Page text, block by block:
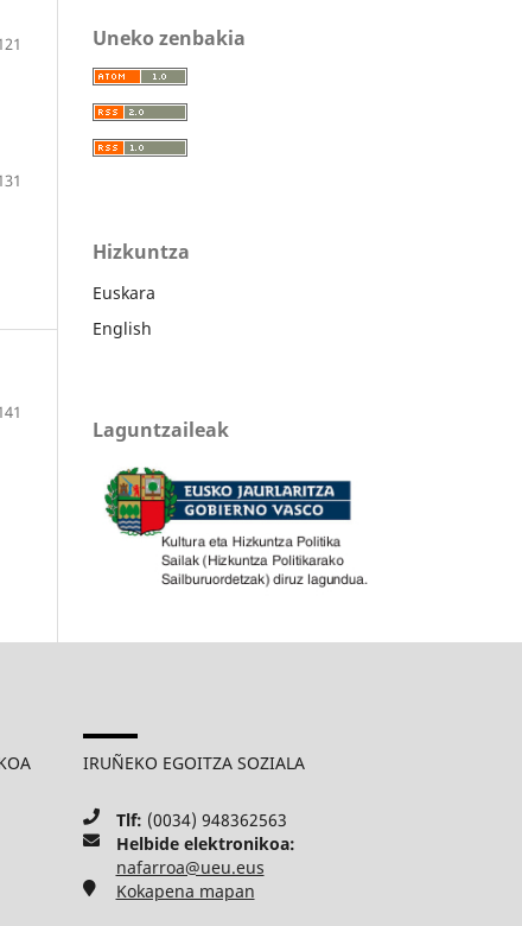
Uneko zenbakia
Hizkuntza
Euskara
English
Laguntzaileak
IRUÑEKO EGOITZA SOZIALA
Tlf: (0034) 948362563
Helbide elektronikoa:
nafarroa@ueu.eus
Kokapena mapan